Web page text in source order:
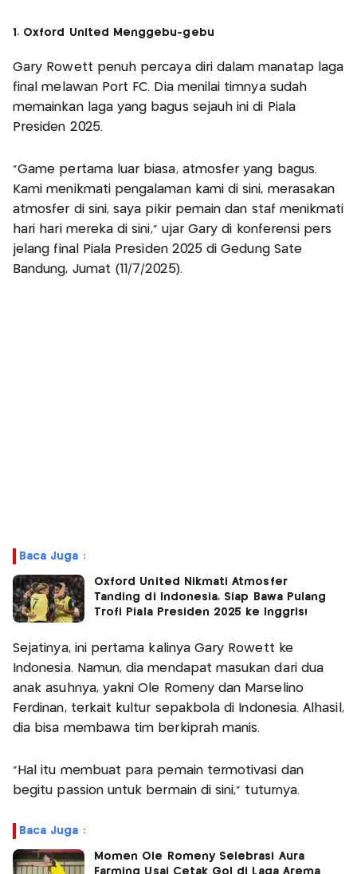
1. Oxford United Menggebu-gebu
Gary Rowett penuh percaya diri dalam manatap laga
final melawan Port FC. Dia menilai timnya sudah
memainkan laga yang bagus sejauh ini di Piala
Presiden 2025.
“Game pertama luar biasa, atmosfer yang bagus.
Kami menikmati pengalaman kami di sini, merasakan
atmosfer di sini, saya pikir pemain dan staf menikmati
hari hari mereka di sini,” ujar Gary di konferensi pers
jelang final Piala Presiden 2025 di Gedung Sate
Bandung, Jumat (11/7/2025).
Baca Juga :
Oxford United Nikmati Atmosfer
Tanding di Indonesia, Siap Bawa Pulang
Trofi Piala Presiden 2025 ke Inggris!
Sejatinya, ini pertama kalinya Gary Rowett ke
Indonesia. Namun, dia mendapat masukan dari dua
anak asuhnya, yakni Ole Romeny dan Marselino
Ferdinan, terkait kultur sepakbola di Indonesia. Alhasil,
dia bisa membawa tim berkiprah manis.
“Hal itu membuat para pemain termotivasi dan
begitu passion untuk bermain di sini,” tuturnya.
Baca Juga :
Momen Ole Romeny Selebrasi Aura
Farming Usai Cetak Gol di Laga Arema